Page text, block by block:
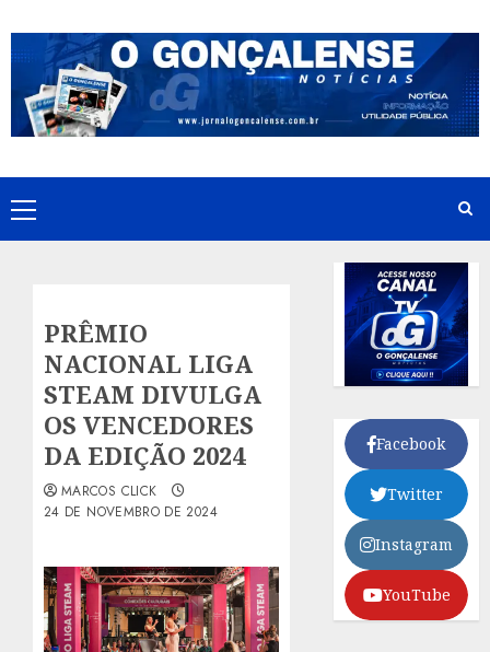
to
content
Primary
Menu
PRÊMIO
NACIONAL LIGA
STEAM DIVULGA
OS VENCEDORES
DA EDIÇÃO 2024
MARCOS CLICK
24 DE NOVEMBRO DE 2024
Facebook
Twitter
Instagram
YouTube